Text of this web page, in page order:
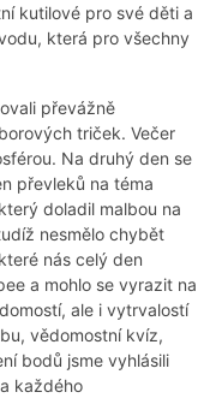
kutilové pro své děti a
která pro všechny
převážně
triček. Večer
Na druhý den se
převleků na téma
doladil malbou na
nesmělo chybět
nás celý den
a mohlo se vyrazit na
ale i vytrvalostí
vědomostní kvíz,
bodů jsme vyhlásili
každého